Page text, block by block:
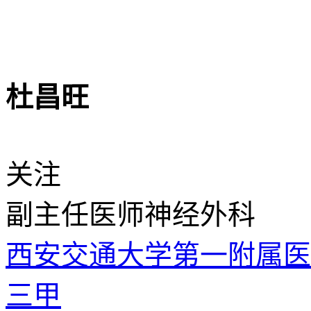
杜昌旺
关注
副主任医师神经外科
西安交通大学第一附属
三甲